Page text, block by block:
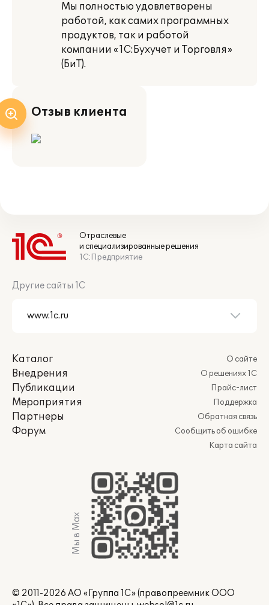
Мы полностью удовлетворены
работой, как самих программных
продуктов, так и работой
компании «1С:Бухучет и Торговля»
(БиТ).
Отзыв клиента
Отраслевые
и специализированные решения
1С:Предприятие
Другие сайты 1С
Каталог
Внедрения
Публикации
Мероприятия
Партнеры
Форум
О сайте
О решениях 1С
Прайс-лист
Поддержка
Обратная связь
Сообщить об ошибке
Карта сайта
Мы в Max
© 2011-2026 АО «Группа 1С» (правопреемник ООО